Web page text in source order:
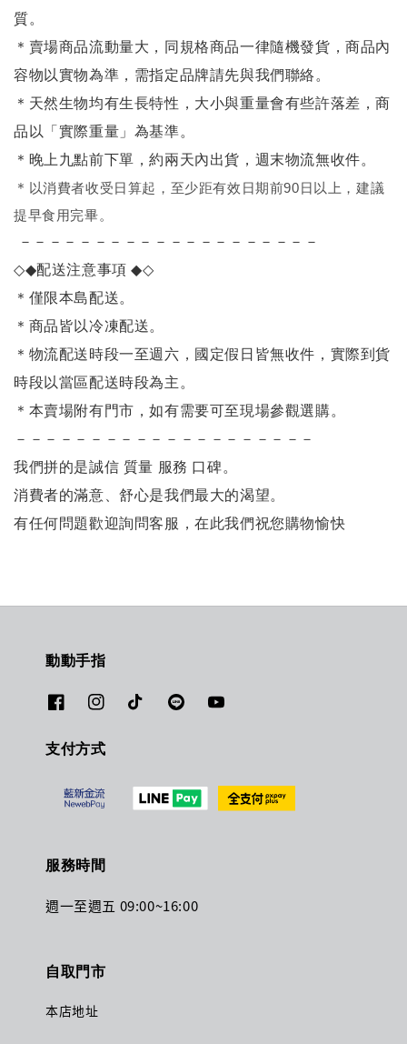
質。
＊賣場商品流動量大，同規格商品一律隨機發貨，商品內
容物以實物為準，需指定品牌請先與我們聯絡。
＊天然生物均有生長特性，大小與重量會有些許落差，商
品以「實際重量」為基準。
＊晚上九點前下單，約兩天內出貨，週末物流無收件。
＊ 以消費者收受日算起，至少距有效日期前90日以上，建議
提早食用完畢。
－－－－－－－－－－－－－－－－－－－－
◇◆配送注意事項◆◇
＊僅限本島配送。
＊商品皆以冷凍配送。
＊物流配送時段一至週六，國定假日皆無收件，實際到貨
時段以當區配送時段為主。
＊本賣場附有門市，如有需要可至現場參觀選購。
－－－－－－－－－－－－－－－－－－－－
我們拼的是誠信 質量 服務 口碑。
消費者的滿意、舒心是我們最大的渴望。
有任何問題歡迎詢問客服，在此我們祝您購物愉快
動動手指
支付方式
服務時間
週一至週五 09:00~16:00
自取門市
本店地址